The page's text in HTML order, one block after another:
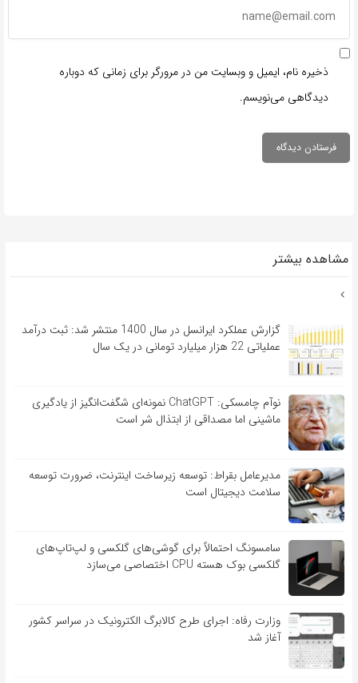
ذخیره نام، ایمیل و وبسایت من در مرورگر برای زمانی که دوباره
دیدگاهی می‌نویسم.
مشاهده بیشتر
گزارش عملکرد ایرانسل در سال 1400 منتشر شد: ثبت درآمد
عملیاتی 22 هزار میلیارد تومانی در یک سال
نوآم چامسکی: ChatGPT نمونه‌ای شگفت‌انگیز از یادگیری
ماشینی اما مصداقی از ابتذال شر است
مدیرعامل بقراط: توسعه زیرساخت اینترنت، ضرورت توسعه
سلامت دیجیتال است
سامسونگ احتمالاً برای گوشی‌های گلکسی و لپ‌تاپ‌های
گلکسی بوک هسته CPU اختصاصی می‌سازد
وزارت رفاه: اجرای طرح کالابرگ الکترونیک در سراسر کشور
آغاز شد